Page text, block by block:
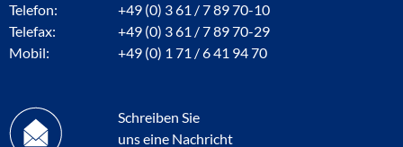
Telefon:
+49 (0) 3 61 / 7 89 70-10
Telefax:
+49 (0) 3 61 / 7 89 70-29
Mobil:
+49 (0) 1 71 / 6 41 94 70
Schreiben Sie
uns eine Nachricht